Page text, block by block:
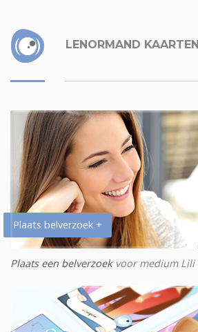
LENORMAND KAARTEN
Plaats belverzoek +
Plaats een belverzoekvoor medium Lili